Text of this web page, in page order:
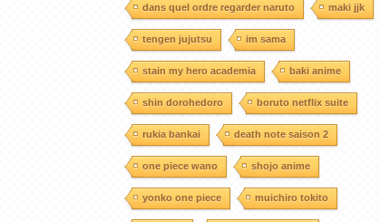
dans quel ordre regarder naruto maki jjk
tengen jujutsu im sama
stain my hero academia baki anime
shin dorohedoro boruto netflix suite
rukia bankai death note saison 2
one piece wano shojo anime
yonko one piece muichiro tokito